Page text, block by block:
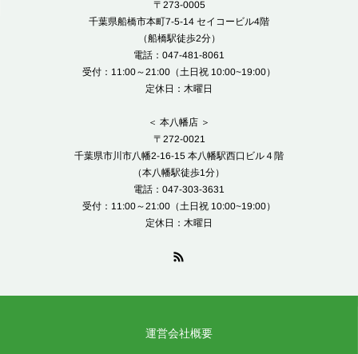
〒273-0005
千葉県船橋市本町7-5-14 セイコービル4階
（船橋駅徒歩2分）
電話：047-481-8061
受付：11:00～21:00（土日祝 10:00~19:00）
定休日：木曜日
＜ 本八幡店 ＞
〒272-0021
千葉県市川市八幡2-16-15 本八幡駅西口ビル４階
（本八幡駅徒歩1分）
電話：047-303-3631
受付：11:00～21:00（土日祝 10:00~19:00）
定休日：木曜日
運営会社概要